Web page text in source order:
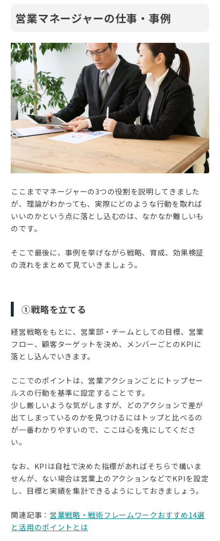
営業マネージャーの仕事・事例
ここまでマネージャーの3つの役割を説明してきました
が、理論がわかっても、実際にどのような行動を取れば
いいのかという点に落とし込むのは、なかなか難しいも
のです。
そこで最後に、事例を挙げながら戦略、育成、効果検証
の流れをまとめて見ていきましょう。
①戦略を立てる
経営戦略をもとに、営業部・チームとしての目標、営業
フロー、顧客ターゲットを決め、メンバーごとのKPIに
落とし込んでいきます。
ここでのポイントは、営業アクションごとにトップセー
ルスの行動を基準に設定することです。
少し厳しいような気がしますが、どのアクションで差が
出てしまっているのかを見つけるにはトップと比べるの
が一番わかりやすいので、ここは心を鬼にしてくださ
い。
なお、KPIは自社で決めた指標があればそちらで構いま
せんが、ない場合は営業上のアクションなどでKPIを設定
し、目標と実績を集計できるようにしておきましょう。
関連記事： 営業戦略・戦術フレームワークおすすめ14選
と活用のポイントとは